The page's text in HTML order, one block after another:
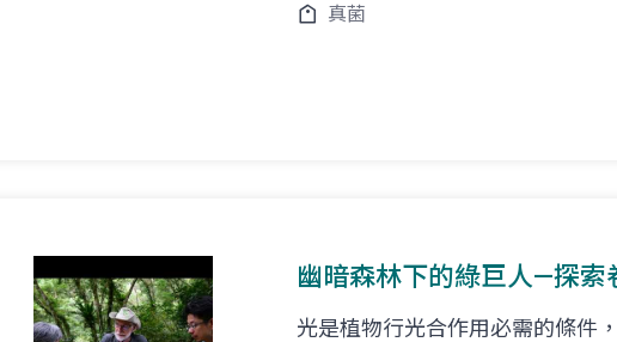
真菌
幽暗森林下的綠巨人—探索
光是植物行光合作用必需的條件